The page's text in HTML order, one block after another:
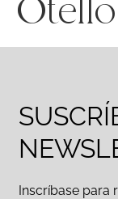
Otello
Inscríbase para